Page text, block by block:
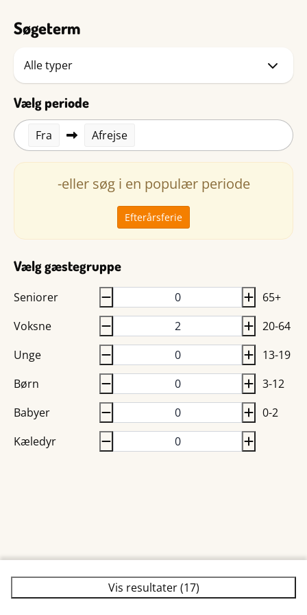
Søgeterm
Vælg periode
Fra Afrejse
-eller søg i en populær periode
Efterårsferie
Vælg gæstegruppe
Seniorer
65+
Voksne
20-64
Unge
13-19
Børn
3-12
Babyer
0-2
Kæledyr
Vis resultater (17)